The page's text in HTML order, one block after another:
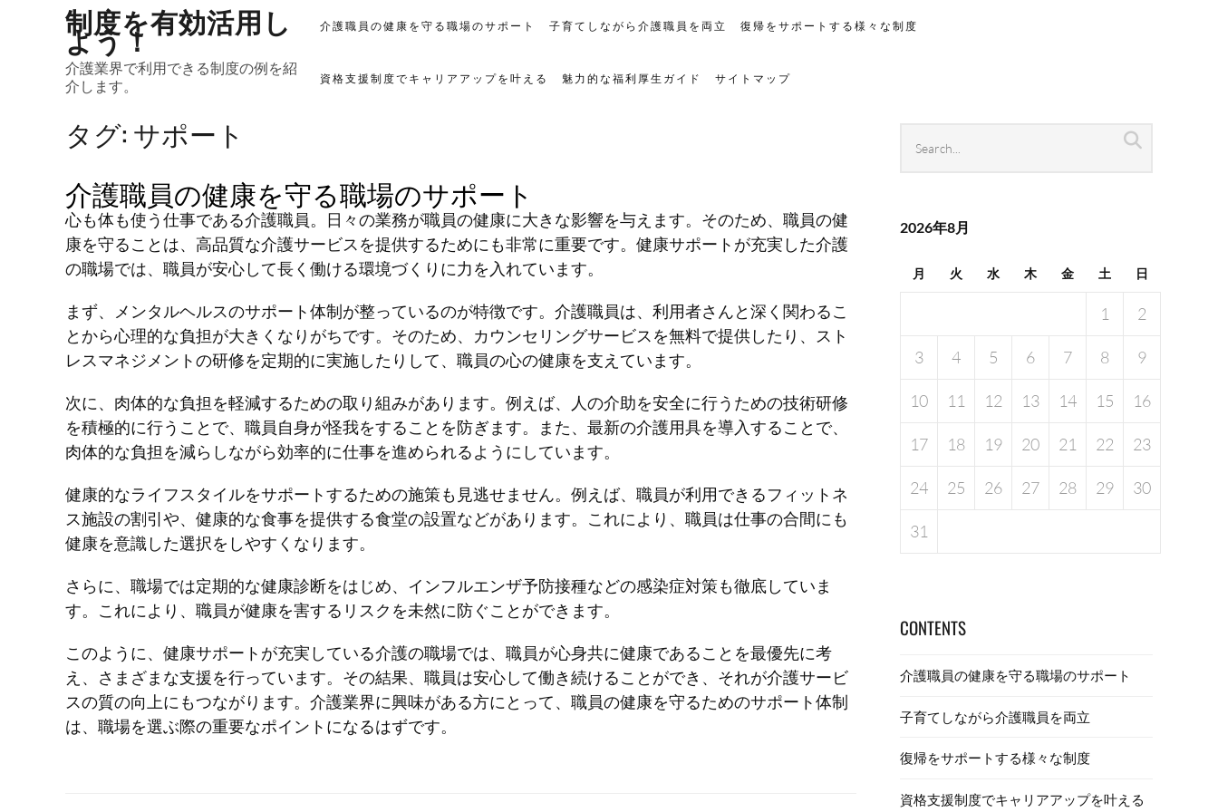
制度を有効活用し
よう！
介護業界で利用できる制度の例を紹
介します。
介護職員の健康を守る職場のサポート 子育てしながら介護職員を両立 復帰をサポートする様々な制度
資格支援制度でキャリアアップを叶える 魅力的な福利厚生ガイド サイトマップ
タグ: サポート
介護職員の健康を守る職場のサポート
心も体も使う仕事である介護職員。日々の業務が職員の健康に大きな影響を与えます。そのため、職員の健
康を守ることは、高品質な介護サービスを提供するためにも非常に重要です。健康サポートが充実した介護
の職場では、職員が安心して長く働ける環境づくりに力を入れています。
まず、メンタルヘルスのサポート体制が整っているのが特徴です。介護職員は、利用者さんと深く関わるこ
とから心理的な負担が大きくなりがちです。そのため、カウンセリングサービスを無料で提供したり、スト
レスマネジメントの研修を定期的に実施したりして、職員の心の健康を支えています。
次に、肉体的な負担を軽減するための取り組みがあります。例えば、人の介助を安全に行うための技術研修
を積極的に行うことで、職員自身が怪我をすることを防ぎます。また、最新の介護用具を導入することで、
肉体的な負担を減らしながら効率的に仕事を進められるようにしています。
健康的なライフスタイルをサポートするための施策も見逃せません。例えば、職員が利用できるフィットネ
ス施設の割引や、健康的な食事を提供する食堂の設置などがあります。これにより、職員は仕事の合間にも
健康を意識した選択をしやすくなります。
さらに、職場では定期的な健康診断をはじめ、インフルエンザ予防接種などの感染症対策も徹底していま
す。これにより、職員が健康を害するリスクを未然に防ぐことができます。
このように、健康サポートが充実している介護の職場では、職員が心身共に健康であることを最優先に考
え、さまざまな支援を行っています。その結果、職員は安心して働き続けることができ、それが介護サービ
スの質の向上にもつながります。介護業界に興味がある方にとって、職員の健康を守るためのサポート体制
は、職場を選ぶ際の重要なポイントになるはずです。
archives
2026年8月
月 火 水 木 金 土 日
1 2
3 4 5 6 7 8 9
10 11 12 13 14 15 16
17 18 19 20 21 22 23
24 25 26 27 28 29 30
31
CONTENTS
介護職員の健康を守る職場のサポート
子育てしながら介護職員を両立
復帰をサポートする様々な制度
資格支援制度でキャリアアップを叶える